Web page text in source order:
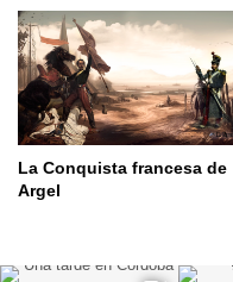
La Conquista francesa de
Argel